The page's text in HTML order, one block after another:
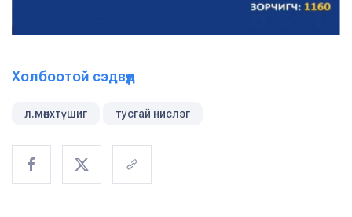
Холбоотой сэдвүүд
л.мөнхтүшиг тусгай нислэг